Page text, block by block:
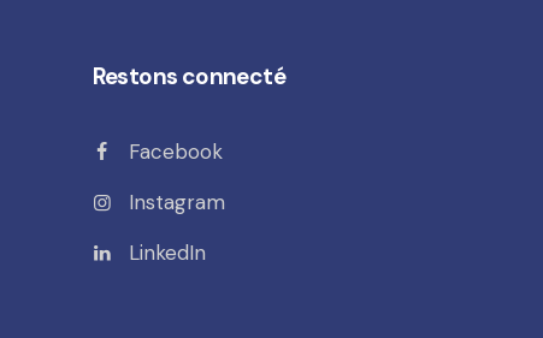
Restons connecté
Facebook
Instagram
LinkedIn